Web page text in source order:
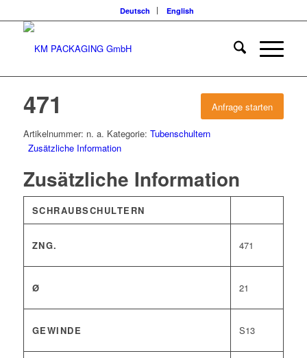
Deutsch English
Anfrage starten
471
Artikelnummer: n. a. Kategorie: Tubenschultern
Zusätzliche Information
Zusätzliche Information
SCHRAUBSCHULTERN
ZNG. 471
Ø 21
GEWINDE S13